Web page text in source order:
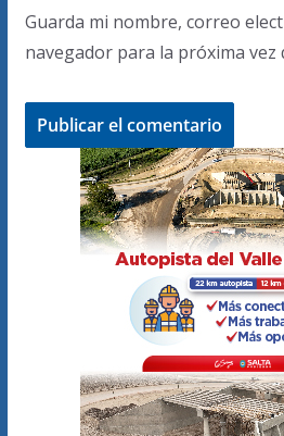
Guarda mi nombre, correo
navegador para la próxima vez